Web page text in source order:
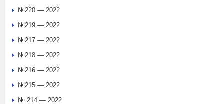
№220 — 2022
№219 — 2022
№217 — 2022
№218 — 2022
№216 — 2022
№215 — 2022
№ 214 — 2022